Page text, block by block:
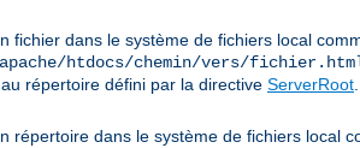
fichier dans le système de fichiers local
htdocs/chemin/vers/
répertoire défini par la directive ServerRoot
répertoire dans le système de fichiers local